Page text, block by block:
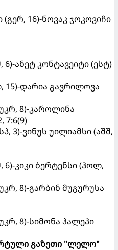
16)-ნოვაკ ჯოკოვიჩი
6)-ანეტ კონტავეიტი (ესტ)
15)-დარია გავრილოვა
8)-კაროლინა
7:6(9)
3)-ვინუს უილიამსი (აშშ,
6)-კიკი ბერტენსი (ჰოლ,
8)-გარბინ მუგურუსა
8)-სიმონა ჰალეპი
გაზეთი "ლელო"